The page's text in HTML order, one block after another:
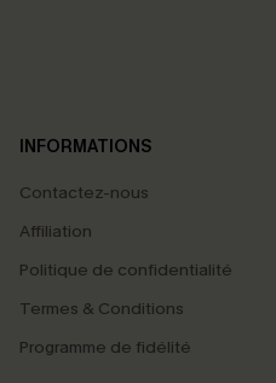
INFORMATIONS
Contactez-nous
Affiliation
Politique de confidentialité
Termes & Conditions
Programme de fidélité
marketing (y compris du contenu
pouvons utiliser les données
savoir si ceux-ci ont été ouverts, de
personnaliser nos contenus et nos
produits susceptibles de vous
. Vous pouvez vous